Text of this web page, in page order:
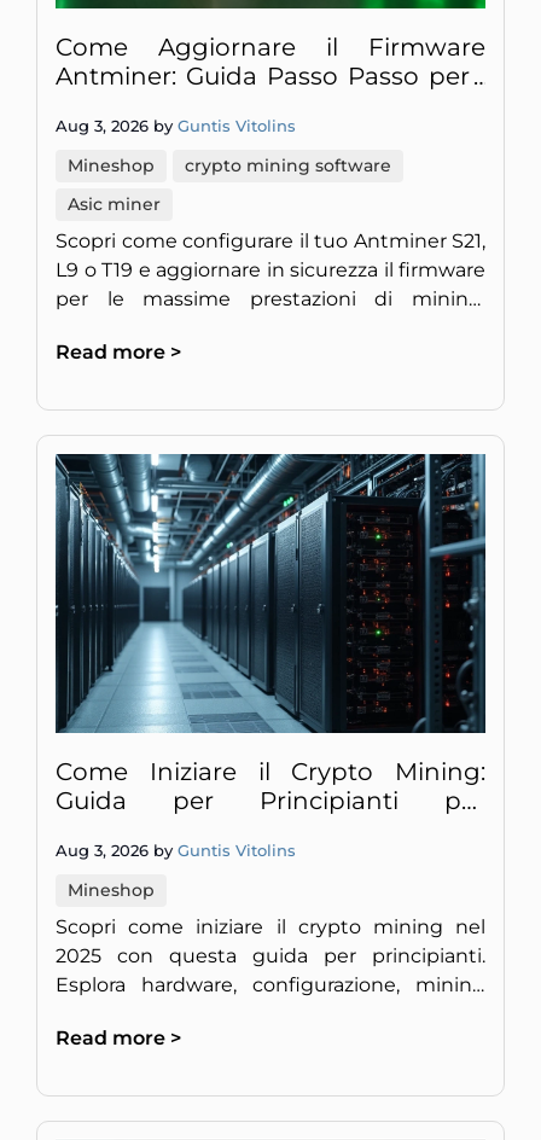
Come Aggiornare il Firmware
Antminer: Guida Passo Passo per i
Aug 3, 2026 by Guntis Vitolins
Mineshop
crypto mining software
Asic miner
Scopri come configurare il tuo Antminer S21,
L9 o T19 e aggiornare in sicurezza il firmware
per le massime prestazioni di mining.
firmware personalizza
Read more >
Come Iniziare il Crypto Mining:
Guida per Principianti per
Aug 3, 2026 by Guntis Vitolins
Mineshop
Scopri come iniziare il crypto mining nel
2025 con questa guida per principianti.
Esplora hardware, configurazione, mining
comuni.
Read more >